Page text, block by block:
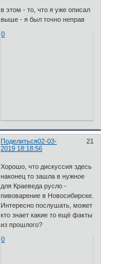
в этом - то, что я уже описал
выше - я был точно неправ
0
Поделиться 21
02-03-
2019 18:18:56
Хорошо, что дискуссия здесь
наконец то зашла в нужное
для Краеведа русло -
пивоварение в Новосибирске.
Интересно послушать, может
кто знает какие то ещё факты
из прошлого?
0